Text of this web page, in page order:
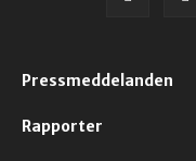
Pressmeddelanden
Rapporter